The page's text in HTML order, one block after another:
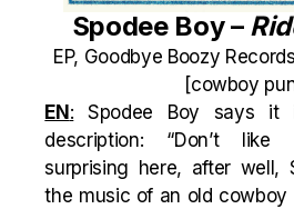
Spodee Boy –
EP, Goodbye Boozy
[cowboy
EN : Spodee Boy says it
description: “Don’t like
surprising here, after well,
the music of an old cowboy